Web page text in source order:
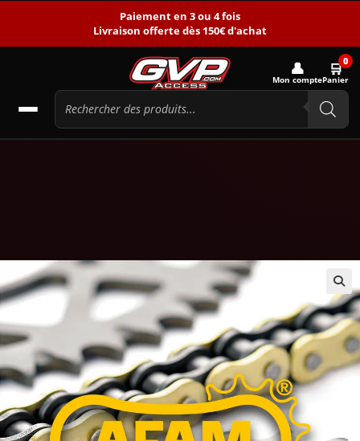
Paiement en 3 ou 4 fois
Livraison offerte dès 150€ d'achat
👤
Mon compte
🛒0
Panier
🔍